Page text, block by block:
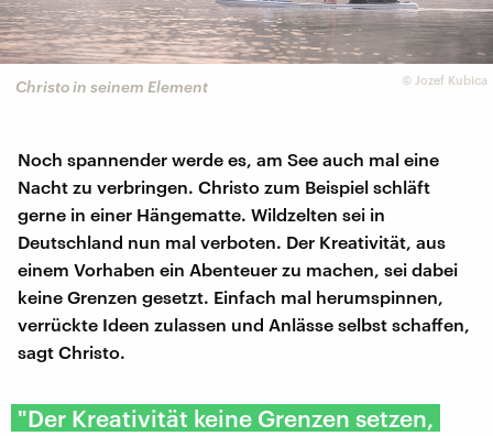
© Jozef Kubica
Christo in seinem Element
Noch spannender werde es, am See auch mal eine
Nacht zu verbringen. Christo zum Beispiel schläft
gerne in einer Hängematte. Wildzelten sei in
Deutschland nun mal verboten. Der Kreativität, aus
einem Vorhaben ein Abenteuer zu machen, sei dabei
keine Grenzen gesetzt. Einfach mal herumspinnen,
verrückte Ideen zulassen und Anlässe selbst schaffen,
sagt Christo.
"Der Kreativität keine Grenzen setzen,